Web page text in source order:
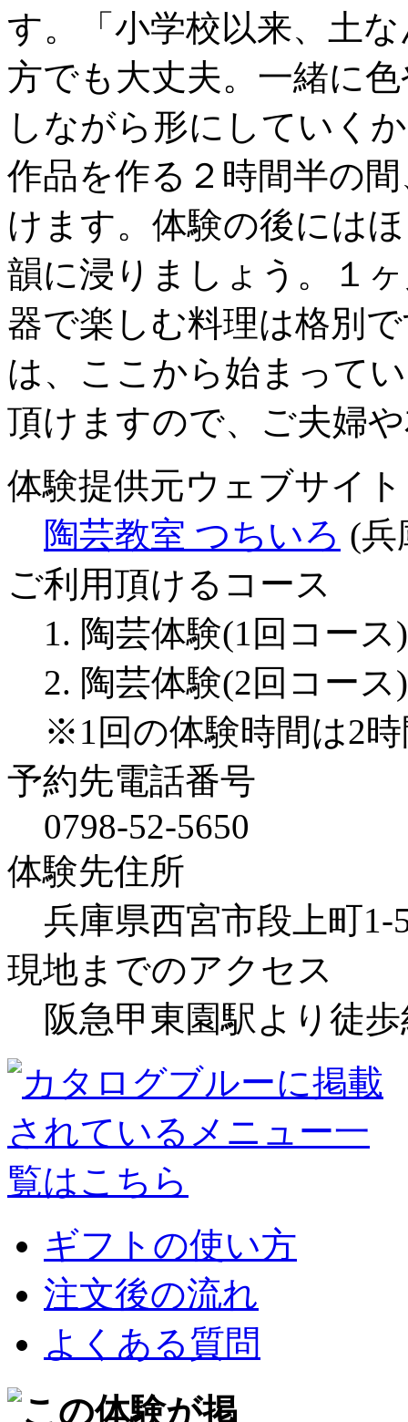
す。「小学校以来、土
方でも大丈夫。一緒に
しながら形にしていく
作品を作る２時間半の
けます。体験の後には
韻に浸りましょう。１
器で楽しむ料理は格別
は、ここから始まって
頂けますので、ご夫婦
体験提供元ウェブサイト
陶芸教室 つちいろ (兵
ご利用頂けるコース
1. 陶芸体験(1回コース
2. 陶芸体験(2回コース
※1回の体験時間は2
予約先電話番号
0798-52-5650
体験先住所
兵庫県西宮市段上町1-
現地までのアクセス
阪急甲東園駅より徒
ギフトの使い方
注文後の流れ
よくある質問